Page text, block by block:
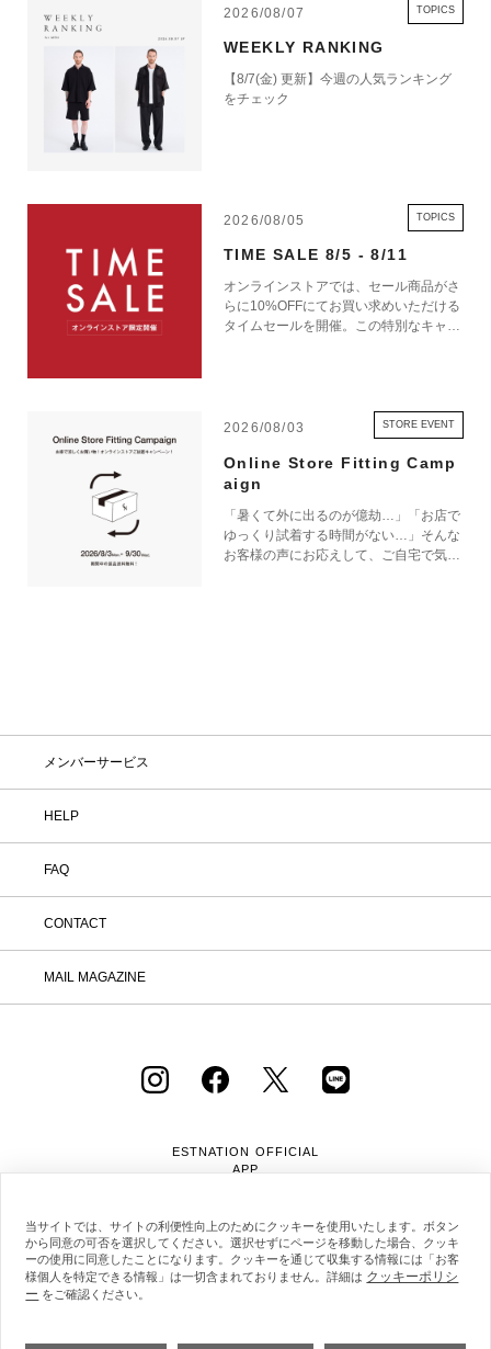
2026/08/07 TOPICS
WEEKLY RANKING
【8/7(金) 更新】今週の人気ランキング
をチェック
2026/08/05 TOPICS
TIME SALE 8/5 - 8/11
オンラインストアでは、セール商品がさ
らに10%OFFにてお買い求めいただける
タイムセールを開催。この特別なキャン
2026/08/03 STORE EVENT
Online Store Fitting Camp
aign
「暑くて外に出るのが億劫…」「お店で
ゆっくり試着する時間がない…」そんな
お客様の声にお応えして、ご自宅で気軽
いお気に入りを見つけてみませんか？
アウトレット商品は対象外です。 ※商
願いいたします。 ② お問い合わせ内容
容をご確認のうえ、指定の住所まで「着
ご注意ください。 1.到着から8日以上
経過した商品 2.使用済み、あるいはお
を切り離したり、紛失された商品 4.お
客様のもとでニオイが付着したり、汚
時の状態が、お届け時と大きく異なって
いた場合 6.パッケージを開封した商品
（パッケージが商品の一部となっている
CD等） 7.下着・水着・化粧品などの
に「返品不可」の記載がある商品 8.ギ
メンバーサービス
HELP
FAQ
CONTACT
MAIL MAGAZINE
ESTNATION OFFICIAL
APP
会社概要
当サイトでは、サイトの利便性向上のためにクッキーを使用いたします。ボタン
から同意の可否を選択してください。選択せずにページを移動した場合、クッキ
ーの使用に同意したことになります。クッキーを通じて収集する情報には「お客
様個人を特定できる情報」は一切含まれておりません。詳細は クッキーポリシ
ー をご確認ください。